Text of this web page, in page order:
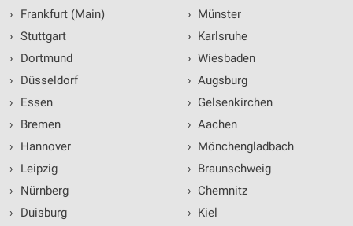
›
Frankfurt (Main)
› Stuttgart
›
Dortmund
›
Düsseldorf
›
Essen
›
Bremen
›
Hannover
›
Leipzig
›
Nürnberg
›
Duisburg
› Münster
› Karlsruhe
› Wiesbaden
› Augsburg
› Gelsenkirchen
› Aachen
› Mönchengladbach
› Braunschweig
› Chemnitz
› Kiel